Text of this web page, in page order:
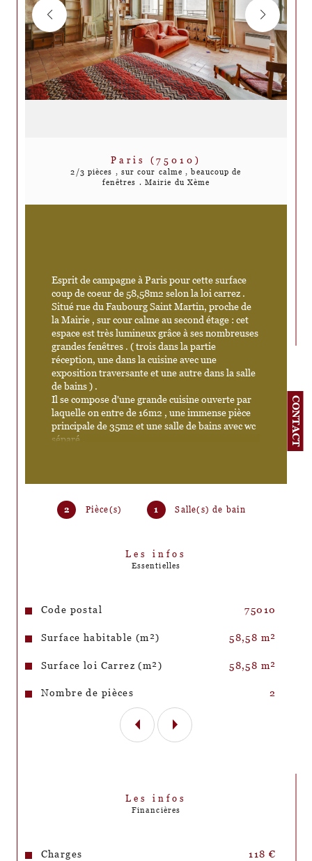
CONTACT
Paris (75010)
2/3 pièces , sur cour calme , beaucoup de
fenêtres . Mairie du Xème
2 Pièce(s) 1 Salle(s) de bain
Les infos
Essentielles
Caractéristiques Valeurs
Code postal 75010
Surface habitable (m²) 58,58 m²
Surface loi Carrez (m²) 58,58 m²
Nombre de pièces 2
Esprit de campagne à Paris pour cette surface
coup de coeur de 58,58m2 selon la loi carrez .
Situé rue du Faubourg Saint Martin, proche de
la Mairie , sur cour calme au second étage : cet
espace est très lumineux grâce à ses nombreuses
grandes fenêtres . ( trois dans la partie
réception, une dans la cuisine avec une
exposition traversante et une autre dans la salle
de bains ) .
Il se compose d'une grande cuisine ouverte par
laquelle on entre de 16m2 , une immense pièce
principale de 35m2 et une salle de bains avec wc
séparé .
importants .
Il possède beaucoup de cachet avec son
peuvent être à prévoir .
Les infos
Financières
Charges 118 €